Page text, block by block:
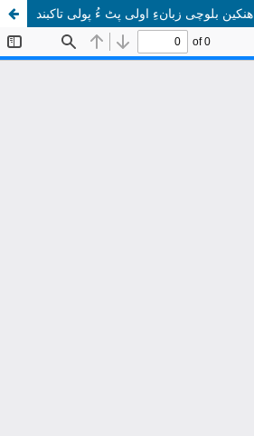
ھنکین بلوچی زبانءِ اولی پٹ ءُ پولی تاکبند